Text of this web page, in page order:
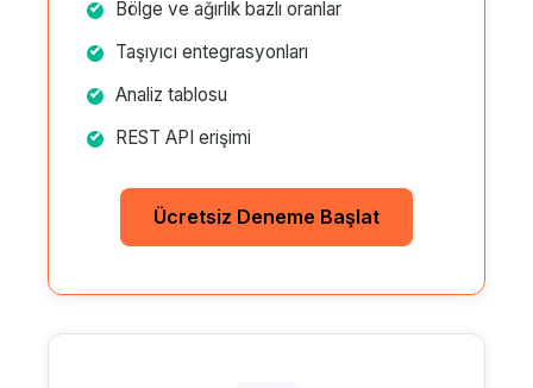
Bölge ve ağırlık bazlı oranlar
Taşıyıcı entegrasyonları
Analiz tablosu
REST API erişimi
Ücretsiz Deneme Başlat